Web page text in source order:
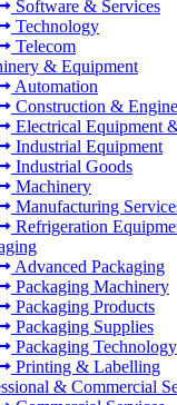
Software & Services
Technology
Telecom
& Equipment
Automation
Construction &
Electrical Equipment
Industrial Equipment
Industrial Goods
Machinery
Manufacturing
Refrigeration
Advanced Packaging
Packaging Machinery
Packaging Products
Packaging Supplies
Packaging Technology
Printing & Labelling
& Commercial